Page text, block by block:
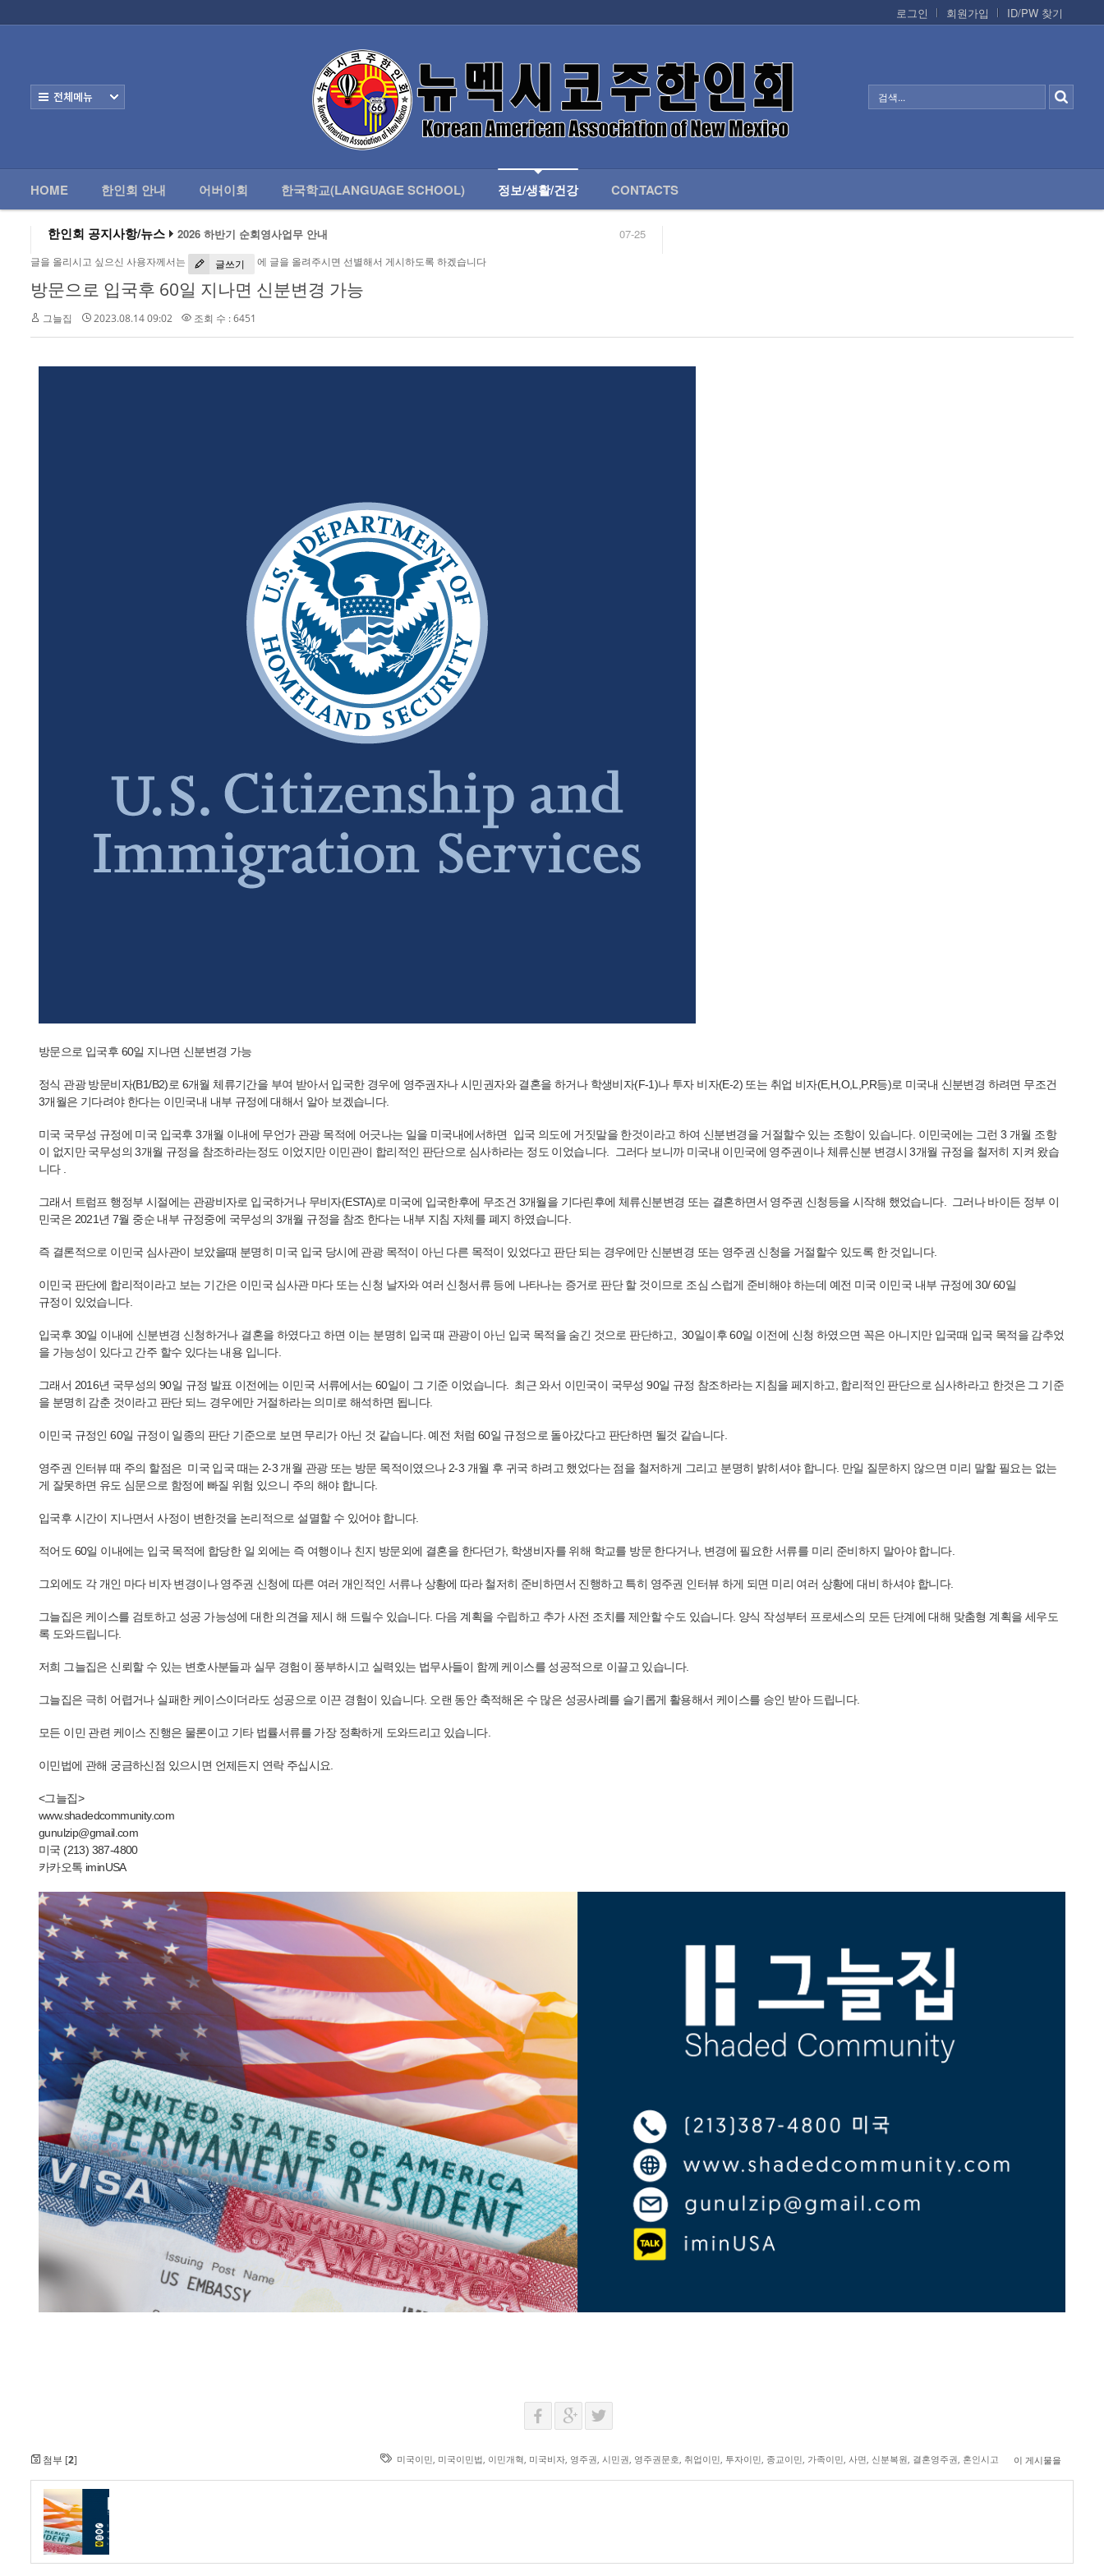
로그인
회원가입 ID/PW 찾기
HOME 한인회 안내 어버이회 한국학교(LANGUAGE SCHOOL) 정보/생활/건강 CONTACTS
한인회 공지사항/뉴스
04-04
2026 미주한인회장대회
알버커키 감리교회 부흥회 조영진 목사님
2026년 3월 10일 상반기 순회 영사업무 안내
2026 하반기 순회영사업무 안내
글을 올리시고 싶으신 사용자께서는 글쓰기 에 글을 올려주시면 선별해서 게시하도록 하겠습니다
방문으로 입국후 60일 지나면 신분변경 가능
그늘집 2023.08.14 09:02 조회 수 : 6451
방문으로 입국후 60일 지나면 신분변경 가능
정식 관광 방문비자(B1/B2)로 6개월 체류기간을 부여 받아서 입국한 경우에 영주권자나 시민권자와 결혼을 하거나 학생비자(F-1)나 투자 비자(E-2) 또는 취업 비자(E,H,O,L,P,R등)로 미국내 신분변경 하려면 무조건
3개월은 기다려야 한다는 이민국내 내부 규정에 대해서 알아 보겠습니다.
미국 국무성 규정에 미국 입국후 3개월 이내에 무언가 관광 목적에 어긋나는 일을 미국내에서하면 입국 의도에 거짓말을 한것이라고 하여 신분변경을 거절할수 있는 조항이 있습니다. 이민국에는 그런 3 개월 조항
이 없지만 국무성의 3개월 규정을 참조하라는정도 이었지만 이민관이 합리적인 판단으로 심사하라는 정도 이었습니다. 그러다 보니까 미국내 이민국에 영주권이나 체류신분 변경시 3개월 규정을 철저히 지켜 왔습
니다 .
그래서 트럼프 행정부 시절에는 관광비자로 입국하거나 무비자(ESTA)로 미국에 입국한후에 무조건 3개월을 기다린후에 체류신분변경 또는 결혼하면서 영주권 신청등을 시작해 했었습니다. 그러나 바이든 정부 이
민국은 2021년 7월 중순 내부 규정중에 국무성의 3개월 규정을 참조 한다는 내부 지침 자체를 폐지 하였습니다.
즉 결론적으로 이민국 심사관이 보았을때 분명히 미국 입국 당시에 관광 목적이 아닌 다른 목적이 있었다고 판단 되는 경우에만 신분변경 또는 영주권 신청을 거절할수 있도록 한 것입니다.
이민국 판단에 합리적이라고 보는 기간은 이민국 심사관 마다 또는 신청 날자와 여러 신청서류 등에 나타나는 증거로 판단 할 것이므로 조심 스럽게 준비해야 하는데 예전 미국 이민국 내부 규정에 30/ 60일
규정이 있었습니다.
입국후 30일 이내에 신분변경 신청하거나 결혼을 하였다고 하면 이는 분명히 입국 때 관광이 아닌 입국 목적을 숨긴 것으로 판단하고, 30일이후 60일 이전에 신청 하였으면 꼭은 아니지만 입국때 입국 목적을 감추었
을 가능성이 있다고 간주 할수 있다는 내용 입니다.
그래서 2016년 국무성의 90일 규정 발표 이전에는 이민국 서류에서는 60일이 그 기준 이었습니다. 최근 와서 이민국이 국무성 90일 규정 참조하라는 지침을 페지하고, 합리적인 판단으로 심사하라고 한것은 그 기준
을 분명히 감춘 것이라고 판단 되느 경우에만 거절하라는 의미로 해석하면 됩니다.
이민국 규정인 60일 규정이 일종의 판단 기준으로 보면 무리가 아닌 것 같습니다. 예전 처럼 60일 규정으로 돌아갔다고 판단하면 될것 같습니다.
영주권 인터뷰 때 주의 할점은 미국 입국 때는 2-3 개월 관광 또는 방문 목적이였으나 2-3 개월 후 귀국 하려고 했었다는 점을 철저하게 그리고 분명히 밝히셔야 합니다. 만일 질문하지 않으면 미리 말할 필요는 없는
게 잘못하면 유도 심문으로 함정에 빠질 위험 있으니 주의 해야 합니다.
입국후 시간이 지나면서 사정이 변한것을 논리적으로 설멸할 수 있어야 합니다.
적어도 60일 이내에는 입국 목적에 합당한 일 외에는 즉 여행이나 친지 방문외에 결혼을 한다던가, 학생비자를 위해 학교를 방문 한다거나, 변경에 필요한 서류를 미리 준비하지 말아야 합니다.
그외에도 각 개인 마다 비자 변경이나 영주권 신청에 따른 여러 개인적인 서류나 상황에 따라 철저히 준비하면서 진행하고 특히 영주권 인터뷰 하게 되면 미리 여러 상황에 대비 하셔야 합니다.
그늘집은 케이스를 검토하고 성공 가능성에 대한 의견을 제시 해 드릴수 있습니다. 다음 계획을 수립하고 추가 사전 조치를 제안할 수도 있습니다. 양식 작성부터 프로세스의 모든 단계에 대해 맞춤형 계획을 세우도
록 도와드립니다.
저희 그늘집은 신뢰할 수 있는 변호사분들과 실무 경험이 풍부하시고 실력있는 법무사들이 함께 케이스를 성공적으로 이끌고 있습니다.
그늘집은 극히 어렵거나 실패한 케이스이더라도 성공으로 이끈 경험이 있습니다. 오랜 동안 축적해온 수 많은 성공사례를 슬기롭게 활용해서 케이스를 승인 받아 드립니다.
모든 이민 관련 케이스 진행은 물론이고 기타 법률서류를 가장 정확하게 도와드리고 있습니다.
이민법에 관해 궁금하신점 있으시면 언제든지 연락 주십시요.
<그늘집>
www.shadedcommunity.com
gunulzip@gmail.com
미국 (213) 387-4800
카카오톡 iminUSA
첨부 [2] 미국이민, 미국이민법, 이민개혁, 미국비자, 영주권, 시민권, 영주권문호, 취업이민, 투자이민, 종교이민, 가족이민, 사면, 신분복원, 결혼영주권, 혼인시고 이 게시물을
한인회 안내
정보/생활/건강
- 한인회총람(2012)
- 뉴멕시코 한인업소록
- 뉴멕시코골프회
Contacts